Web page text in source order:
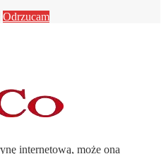
Odrzucam
internetową, może ona